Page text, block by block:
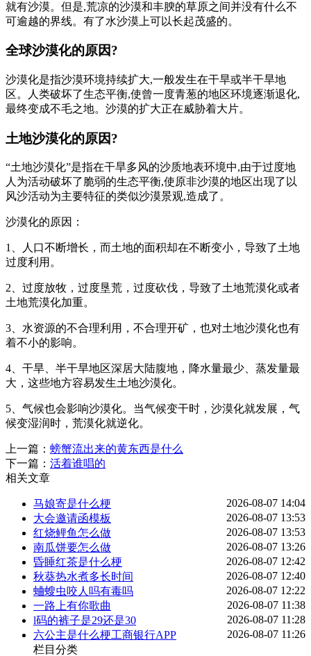
就有沙漠。但是,荒凉的沙漠和丰腴的草原之间并没有什么不
可逾越的界线。有了水沙漠上可以长起茂盛的。
全球沙漠化的原因?
沙漠化是指沙漠环境持续扩大,一般发生在干旱或半干旱地
区。人类破坏了生态平衡,使曾一度青葱的地区环境逐渐退化,
最终变成不毛之地。沙漠的扩大正在威胁着大片。
土地沙漠化的原因?
“土地沙漠化”是指在干旱多风的沙质地表环境中,由于过度地
人为活动破坏了脆弱的生态平衡,使原非沙漠的地区出现了以
风沙活动为主要特征的类似沙漠景观,造成了。
沙漠化的原因：
1、人口不断增长，而土地的面积却在不断变小，导致了土地
过度利用。
2、过度放牧，过度垦荒，过度砍伐，导致了土地荒漠化或者
土地荒漠化加重。
3、水资源的不合理利用，不合理开矿，也对土地沙漠化也有
着不小的影响。
4、干旱、半干旱地区深居大陆腹地，降水量最少、蒸发量最
大，这些地方容易发生土地沙漠化。
5、气候也会影响沙漠化。当气候变干时，沙漠化就发展，气
候变湿润时，荒漠化就逆化。
上一篇： 螃蟹流出来的黄东西是什么
下一篇： 活着谁唱的
相关文章
马娘寄是什么梗
2026-08-07 14:04
大会邀请函模板
2026-08-07 13:53
红烧鲤鱼怎么做
2026-08-07 13:53
南瓜饼要怎么做
2026-08-07 13:26
昏睡红茶是什么梗
2026-08-07 12:42
秋葵热水煮多长时间
2026-08-07 12:40
蛐螋虫咬人吗有毒吗
2026-08-07 12:22
一路上有你歌曲
2026-08-07 11:38
l码的裤子是29还是30
2026-08-07 11:28
六公主是什么梗工商银行APP
2026-08-07 11:26
栏目分类